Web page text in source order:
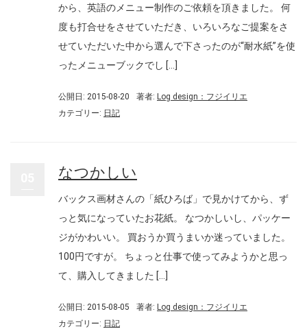
から、英語のメニュー制作のご依頼を頂きました。 何
度も打合せをさせていただき、いろいろなご提案をさ
せていただいた中から選んで下さったのが“耐水紙”を使
ったメニューブックでし […]
公開日: 2015-08-20 著者: Log design：フジイリエ
カテゴリー: 日記
なつかしい
バックス画材さんの「紙ひろば」で見かけてから、ず
っと気になっていたお花紙。 なつかしいし、パッケー
ジがかわいい。 買おうか買うまいか迷っていました。
100円ですが。 ちょっと仕事で使ってみようかと思っ
て、購入してきました […]
公開日: 2015-08-05 著者: Log design：フジイリエ
カテゴリー: 日記